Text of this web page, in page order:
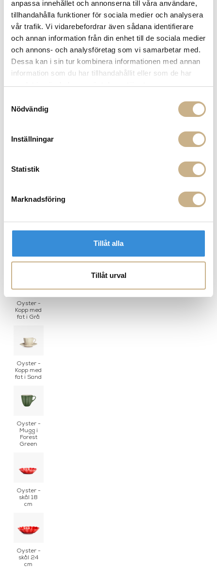
anpassa innehållet och annonserna till våra användare,
tillhandahålla funktioner för sociala medier och analysera
vår trafik. Vi vidarebefordrar även sådana identifierare
och annan information från din enhet till de sociala medier
och annons- och analysföretag som vi samarbetar med.
Dessa kan i sin tur kombinera informationen med annan
information som du har tillhandahållit eller som de har
samlat in när du har använt deras tjänster.
Nödvändig
Inställningar
Statistik
Marknadsföring
Tillåt alla
Tillåt urval
cm
Oyster
Skål 18
Kopp med
Oyster -
Green
Oyster -
Kopp med
fat i Grå
Oyster -
Kopp med
fat i Sand
Oyster -
Mugg i
Forest
Green
Oyster -
skål 18
cm
Oyster -
skål 24
cm